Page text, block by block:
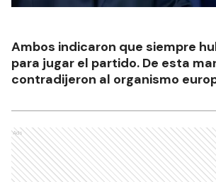
Ambos indicaron que siempre
para jugar el partido. De esta
contradijeron al organismo
Ads